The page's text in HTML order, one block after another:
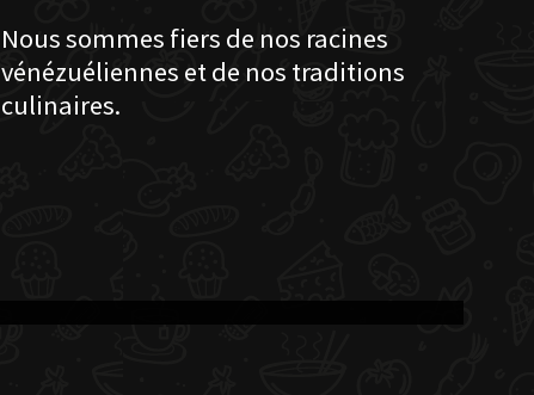
Nous sommes fiers de nos racines
vénézuéliennes et de nos traditions
culinaires.